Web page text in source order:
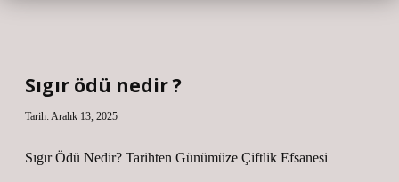
Sıgır ödü nedir ?
Tarih: Aralık 13, 2025
Sıgır Ödü Nedir? Tarihten Günümüze Çiftlik Efsanesi